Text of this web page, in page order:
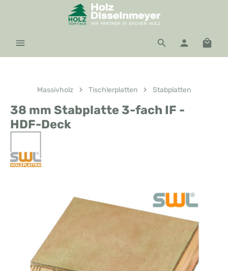
Zum Hauptinhalt springen
Massivholz Tischlerplatten Stabplatten
38 mm Stabplatte 3-fach IF -
HDF-Deck